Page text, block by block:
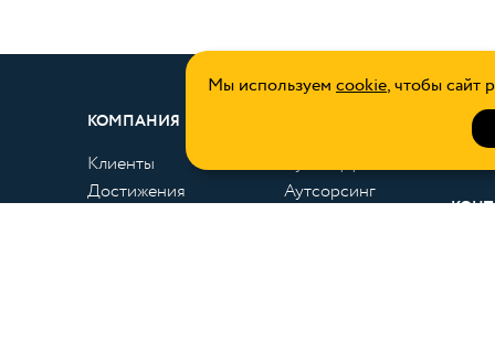
КОМПАНИЯ
Клиенты
Достижения
Аутсорсинг
Мы используем cookie, чтобы сайт